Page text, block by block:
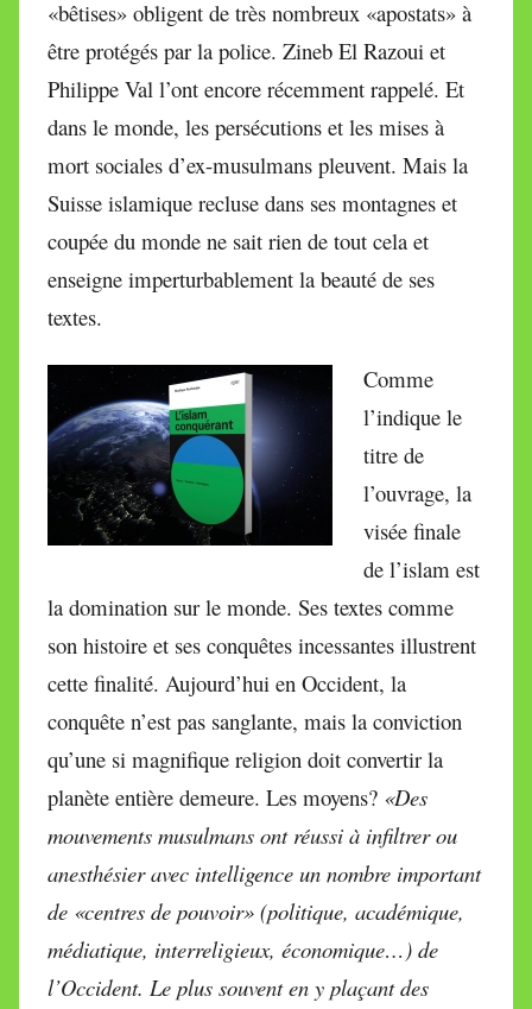
«bêtises» obligent de très nombreux «apostats» à
être protégés par la police. Zineb El Razoui et
Philippe Val l’ont encore récemment rappelé. Et
dans le monde, les persécutions et les mises à
mort sociales d’ex-musulmans pleuvent. Mais la
Suisse islamique recluse dans ses montagnes et
coupée du monde ne sait rien de tout cela et
enseigne imperturbablement la beauté de ses
textes.
Comme
l’indique le
titre de
l’ouvrage, la
visée finale
de l’islam est
la domination sur le monde. Ses textes comme
son histoire et ses conquêtes incessantes illustrent
cette finalité. Aujourd’hui en Occident, la
conquête n’est pas sanglante, mais la conviction
qu’une si magnifique religion doit convertir la
planète entière demeure. Les moyens? «Des
mouvements musulmans ont réussi à infiltrer ou
anesthésier avec intelligence un nombre important
de «centres de pouvoir» (politique, académique,
médiatique, interreligieux, économique…) de
l’Occident. Le plus souvent en y plaçant des